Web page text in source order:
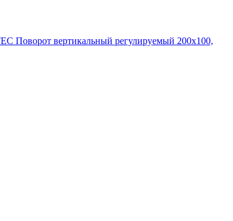
Поворот вертикальный регулируемый 200х100,